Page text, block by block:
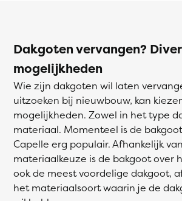
Dakgoten vervangen?
mogelijkheden
Wie zijn dakgoten wil laten
uitzoeken bij nieuwbouw, kan
mogelijkheden. Zowel in het type
materiaal. Momenteel is de
Capelle erg populair. Afhankelijk
materiaalkeuze is de bakgoot over
ook de meest voordelige dakgoot,
het materiaalsoort waarin je de